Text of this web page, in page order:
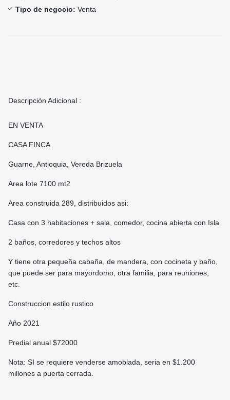
Tipo de negocio: Venta
Descripción Adicional :
EN VENTA
CASA FINCA
Guarne, Antioquia, Vereda Brizuela
Area lote 7100 mt2
Area construida 289, distribuidos asi:
Casa con 3 habitaciones + sala, comedor, cocina abierta con Isla
2 baños, corredores y techos altos
Y tiene otra pequeña cabaña, de mandera, con cocineta y baño,
que puede ser para mayordomo, otra familia, para reuniones,
etc.
Construccion estilo rustico
Año 2021
Predial anual $72000
Nota: SI se requiere venderse amoblada, seria en $1.200
millones a puerta cerrada.